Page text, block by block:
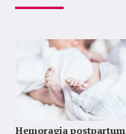
Hemoragia postpartum